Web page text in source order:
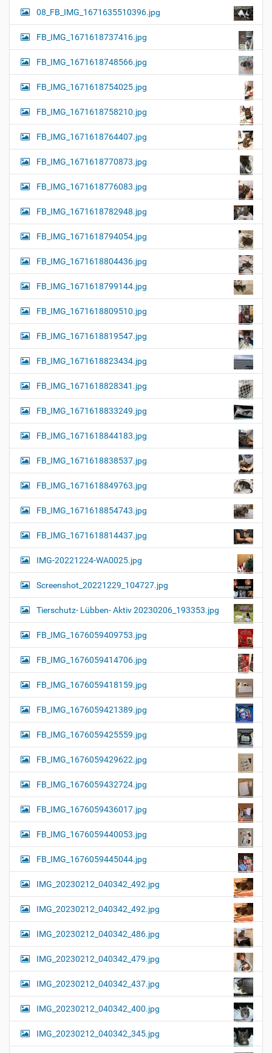
08_FB_IMG_1671635510396.jpg
FB_IMG_1671618737416.jpg
FB_IMG_1671618748566.jpg
FB_IMG_1671618754025.jpg
FB_IMG_1671618758210.jpg
FB_IMG_1671618764407.jpg
FB_IMG_1671618770873.jpg
FB_IMG_1671618776083.jpg
FB_IMG_1671618782948.jpg
FB_IMG_1671618794054.jpg
FB_IMG_1671618804436.jpg
FB_IMG_1671618799144.jpg
FB_IMG_1671618809510.jpg
FB_IMG_1671618819547.jpg
FB_IMG_1671618823434.jpg
FB_IMG_1671618828341.jpg
FB_IMG_1671618833249.jpg
FB_IMG_1671618844183.jpg
FB_IMG_1671618838537.jpg
FB_IMG_1671618849763.jpg
FB_IMG_1671618854743.jpg
FB_IMG_1671618814437.jpg
IMG-20221224-WA0025.jpg
Screenshot_20221229_104727.jpg
Tierschutz- Lübben- Aktiv 20230206_193353.jpg
FB_IMG_1676059409753.jpg
FB_IMG_1676059414706.jpg
FB_IMG_1676059418159.jpg
FB_IMG_1676059421389.jpg
FB_IMG_1676059425559.jpg
FB_IMG_1676059429622.jpg
FB_IMG_1676059432724.jpg
FB_IMG_1676059436017.jpg
FB_IMG_1676059440053.jpg
FB_IMG_1676059445044.jpg
IMG_20230212_040342_492.jpg
IMG_20230212_040342_492.jpg
IMG_20230212_040342_486.jpg
IMG_20230212_040342_479.jpg
IMG_20230212_040342_437.jpg
IMG_20230212_040342_400.jpg
IMG_20230212_040342_345.jpg